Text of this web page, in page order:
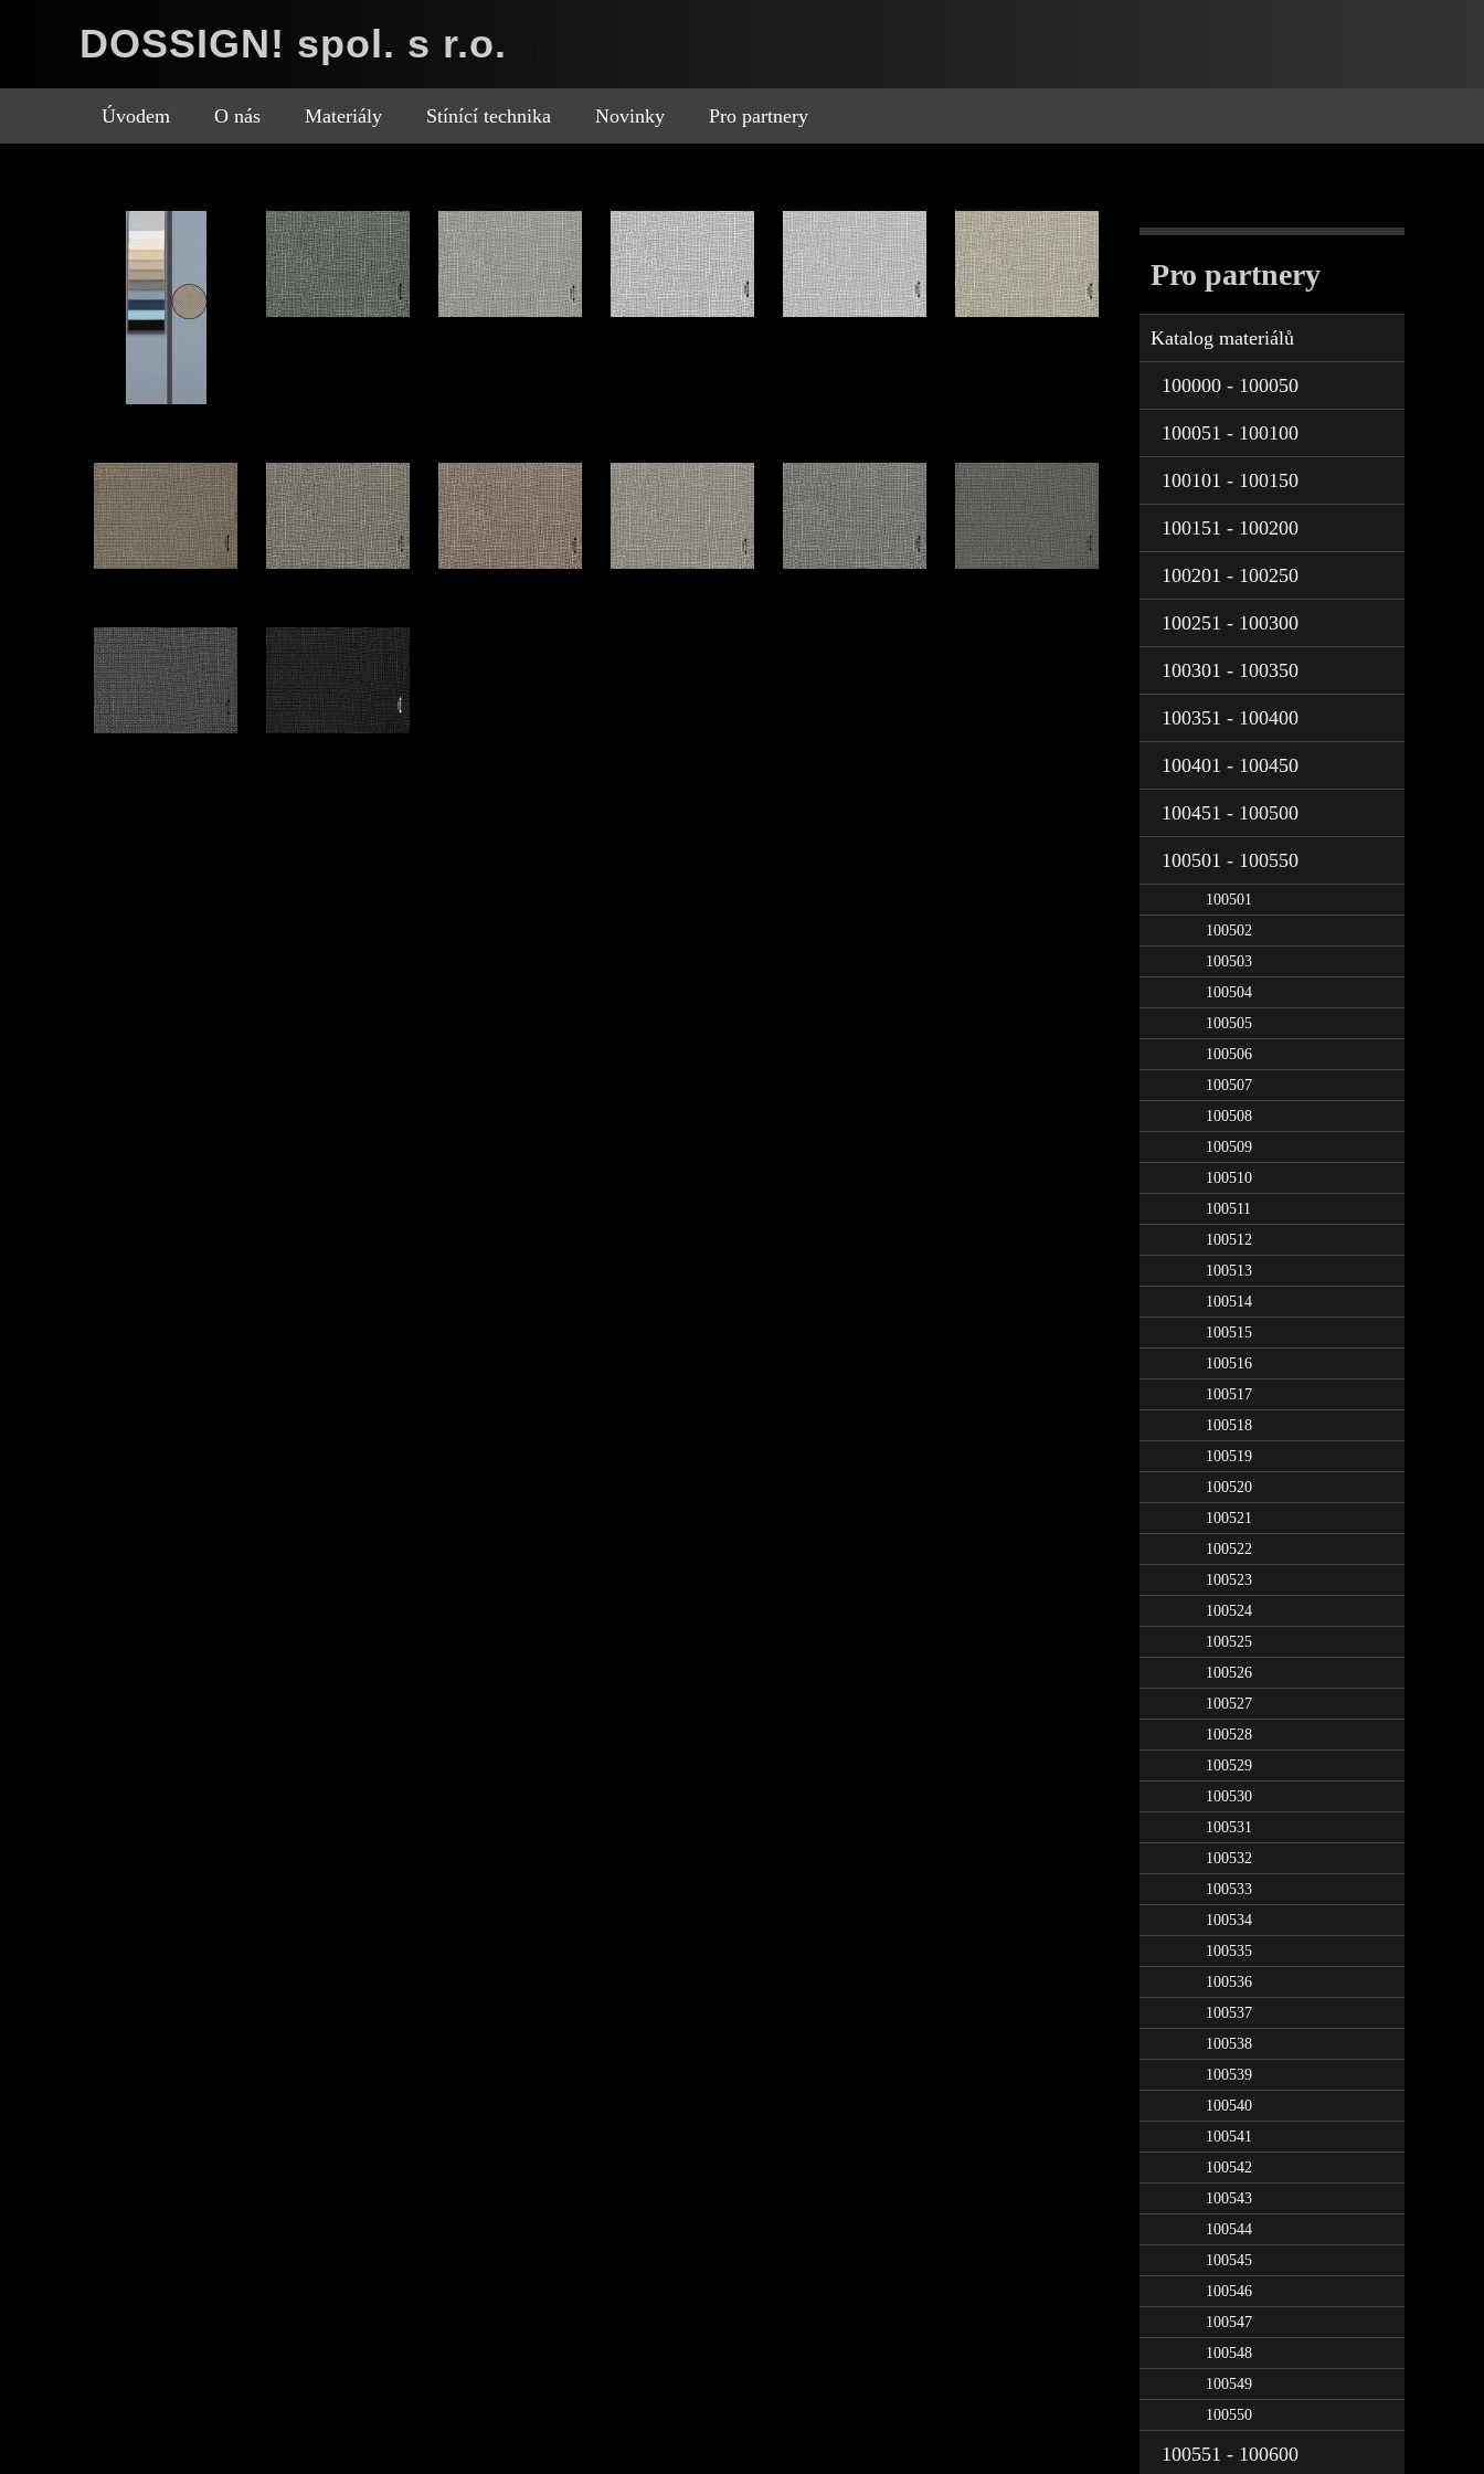
DOSSIGN! spol. s r.o.
Úvodem O nás Materiály Stínící technika Novinky Pro partnery
Pro partnery
Katalog materiálů
100000 - 100050
100051 - 100100
100101 - 100150
100151 - 100200
100201 - 100250
100251 - 100300
100301 - 100350
100351 - 100400
100401 - 100450
100451 - 100500
100501 - 100550
100501
100502
100503
100504
100505
100506
100507
100508
100509
100510
100511
100512
100513
100514
100515
100516
100517
100518
100519
100520
100521
100522
100523
100524
100525
100526
100527
100528
100529
100530
100531
100532
100533
100534
100535
100536
100537
100538
100539
100540
100541
100542
100543
100544
100545
100546
100547
100548
100549
100550
100551 - 100600